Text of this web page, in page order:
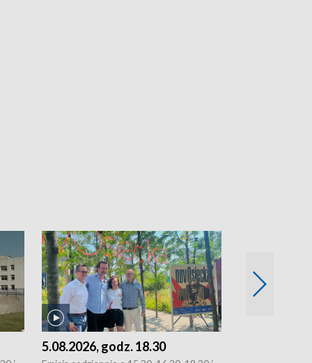
5.08.2026, godz. 18.30